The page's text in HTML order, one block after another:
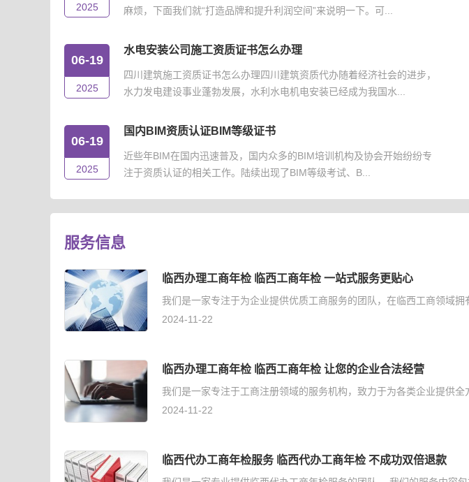
2025
麻烦，下面我们就“打造品牌和提升利润空间”来说明一下。可...
06-19
2025
水电安装公司施工资质证书怎么办理
四川建筑施工资质证书怎么办理四川建筑资质代办随着经济社会的进步，
水力发电建设事业蓬勃发展，水利水电机电安装已经成为我国水...
06-19
2025
国内BIM资质认证BIM等级证书
近些年BIM在国内迅速普及，国内众多的BIM培训机构及协会开始纷纷专
注于资质认证的相关工作。陆续出现了BIM等级考试、B...
服务信息
临西办理工商年检 临西工商年检 一站式服务更贴心
我们是一家专注于为企业提供优质工商服务的团队，在临西工商领域
2024-11-22
临西办理工商年检 临西工商年检 让您的企业合法经营
我们是一家专注于工商注册领域的服务机构，致力于为各类企业提供
2024-11-22
临西代办工商年检服务 临西代办工商年检 不成功双倍退款